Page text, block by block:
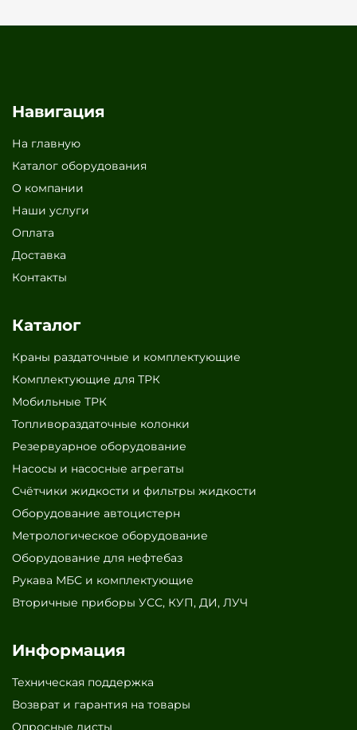
Навигация
На главную
Каталог оборудования
О компании
Наши услуги
Оплата
Доставка
Контакты
Каталог
Краны раздаточные и комплектующие
Комплектующие для ТРК
Мобильные ТРК
Топливораздаточные колонки
Резервуарное оборудование
Насосы и насосные агрегаты
Счётчики жидкости и фильтры жидкости
Оборудование автоцистерн
Метрологическое оборудование
Оборудование для нефтебаз
Рукава МБС и комплектующие
Вторичные приборы УСС, КУП, ДИ, ЛУЧ
Информация
Техническая поддержка
Возврат и гарантия на товары
Опросные листы